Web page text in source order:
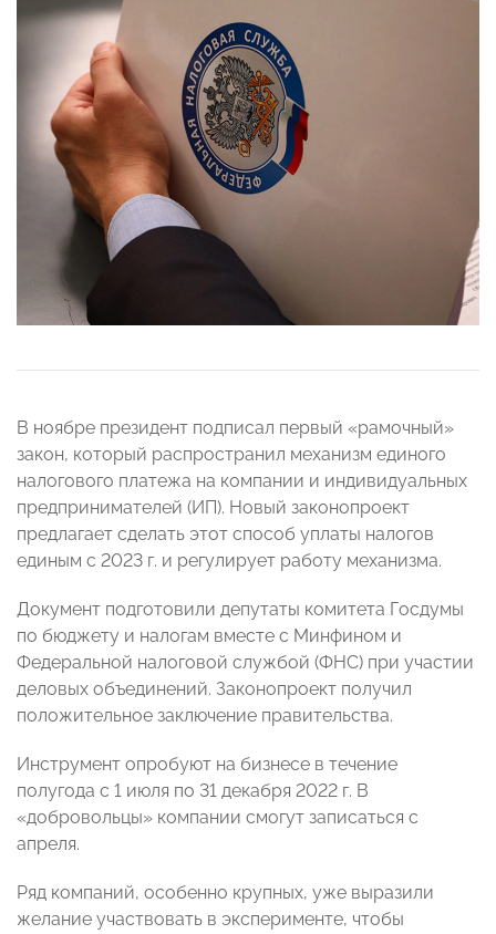
В ноябре президент подписал первый «рамочный»
закон, который распространил механизм единого
налогового платежа на компании и индивидуальных
предпринимателей (ИП). Новый законопроект
предлагает сделать этот способ уплаты налогов
единым с 2023 г. и регулирует работу механизма.
Документ подготовили депутаты комитета Госдумы
по бюджету и налогам вместе с Минфином и
Федеральной налоговой службой (ФНС) при участии
деловых объединений. Законопроект получил
положительное заключение правительства.
Инструмент опробуют на бизнесе в течение
полугода с 1 июля по 31 декабря 2022 г. В
«добровольцы» компании смогут записаться с
апреля.
Ряд компаний, особенно крупных, уже выразили
желание участвовать в эксперименте, чтобы